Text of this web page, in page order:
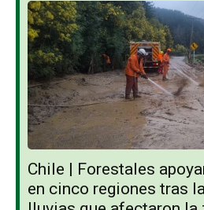
Chile | Forestales
en cinco regiones tras